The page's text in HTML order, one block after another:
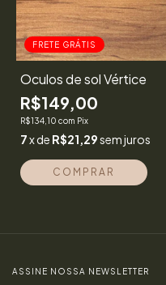
FRETE GRÁTIS
Óculos de sol Vértice
R$149,00
R$134,10 com Pix
7x de R$21,29sem juros
ASSINE NOSSA NEWSLETTER